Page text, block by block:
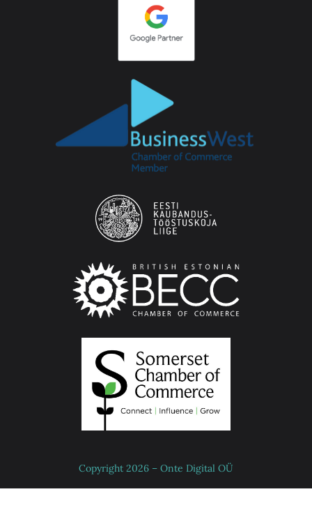
Copyright 2026 – Onte Digital OÜ